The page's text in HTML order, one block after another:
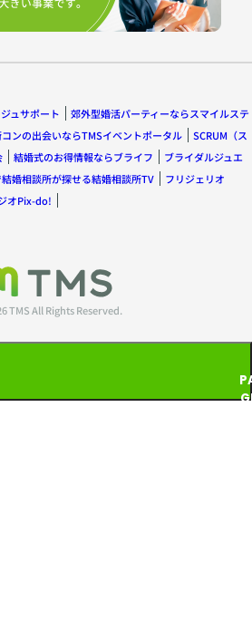
ュサポート
郊外型婚活パーティーならスマイルステ
ンの出会いならTMSイベントポータル
SCRUM（ス
結婚式のお得情報ならブライフ
ブライダルジュエ
婚相談所が探せる結婚相談所TV
フリジェリオ
オPix-do!
TMS All Rights Reserved.